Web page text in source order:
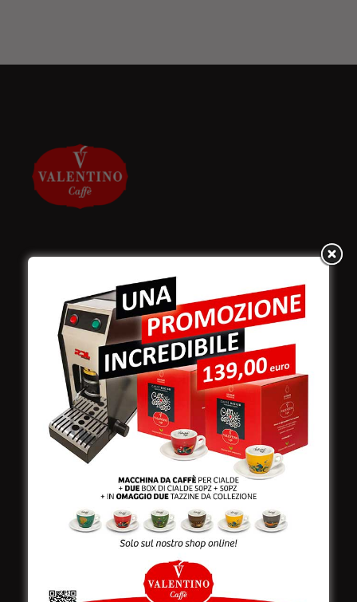
Stabilimento
e produzione:
Viale Croazia 8 (Z.I.)
73100 Lecce
Telefono:+39 0832 240771
+39 0832 279866
info@valentinocaffespa.com
Partita Iva:02583710757